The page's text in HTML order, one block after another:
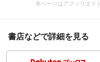
本ページはアフィリエイ
書店などで詳細を見る